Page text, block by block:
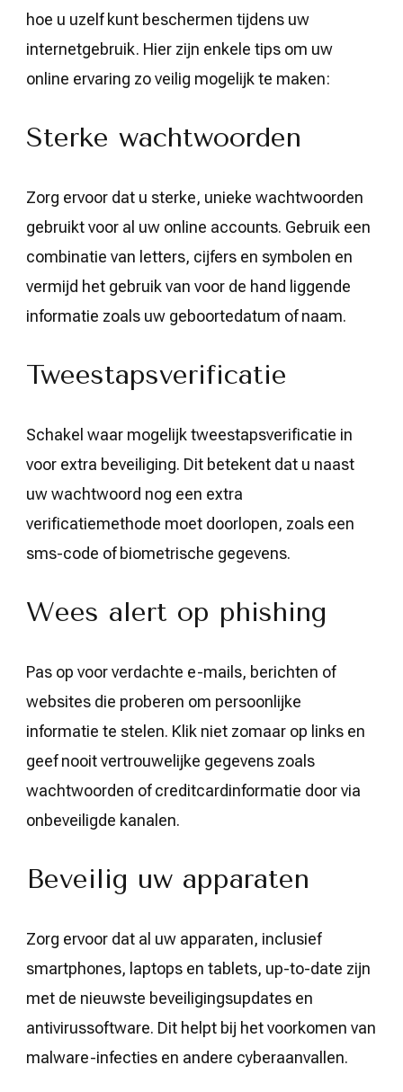
hoe u uzelf kunt beschermen tijdens uw
internetgebruik. Hier zijn enkele tips om uw
online ervaring zo veilig mogelijk te maken:
Sterke wachtwoorden
Zorg ervoor dat u sterke, unieke wachtwoorden
gebruikt voor al uw online accounts. Gebruik een
combinatie van letters, cijfers en symbolen en
vermijd het gebruik van voor de hand liggende
informatie zoals uw geboortedatum of naam.
Tweestapsverificatie
Schakel waar mogelijk tweestapsverificatie in
voor extra beveiliging. Dit betekent dat u naast
uw wachtwoord nog een extra
verificatiemethode moet doorlopen, zoals een
sms-code of biometrische gegevens.
Wees alert op phishing
Pas op voor verdachte e-mails, berichten of
websites die proberen om persoonlijke
informatie te stelen. Klik niet zomaar op links en
geef nooit vertrouwelijke gegevens zoals
wachtwoorden of creditcardinformatie door via
onbeveiligde kanalen.
Beveilig uw apparaten
Zorg ervoor dat al uw apparaten, inclusief
smartphones, laptops en tablets, up-to-date zijn
met de nieuwste beveiligingsupdates en
antivirussoftware. Dit helpt bij het voorkomen van
malware-infecties en andere cyberaanvallen.